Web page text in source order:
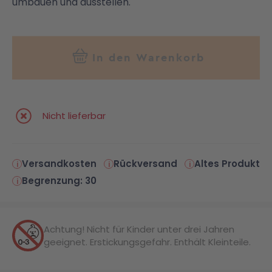
In den Warenkorb
Nicht lieferbar
Versandkosten Rückversand
Altes Produkt
Begrenzung: 30
Achtung! Nicht für Kinder unter drei Jahren
geeignet. Erstickungsgefahr. Enthält Kleinteile.